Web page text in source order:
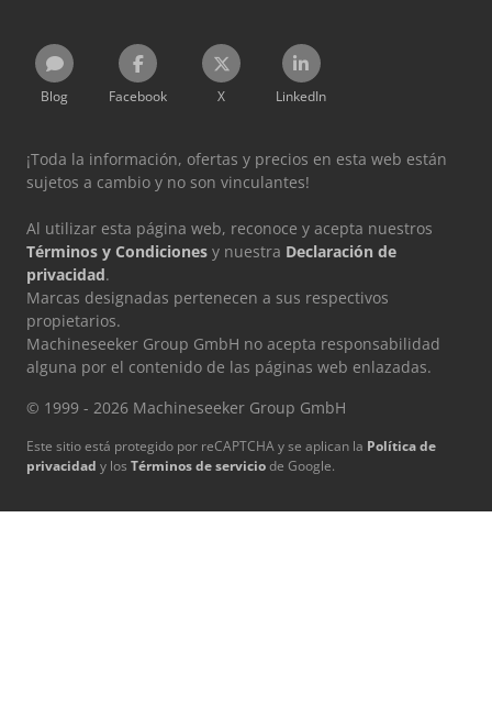
Blog Facebook X LinkedIn
¡Toda la información, ofertas y precios en esta web están
sujetos a cambio y no son vinculantes!
Al utilizar esta página web, reconoce y acepta nuestros
Términos y Condiciones y nuestra Declaración de
privacidad.
Marcas designadas pertenecen a sus respectivos
propietarios.
Machineseeker Group GmbH no acepta responsabilidad
alguna por el contenido de las páginas web enlazadas.
© 1999 - 2026 Machineseeker Group GmbH
Este sitio está protegido por reCAPTCHA y se aplican la Política de
privacidad y los Términos de serviciode Google.